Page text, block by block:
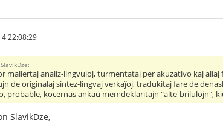
4 22:08:29
SlavikDze:
mallertaj analiz-lingvuloj, turmentataj per akuzativo kaj
de originalaj sintez-lingvaj verkaĵoj, tradukitaj fare de
probable, kocernas ankaŭ memdeklaritajn "alte-brilulojn",
SlavikDze,